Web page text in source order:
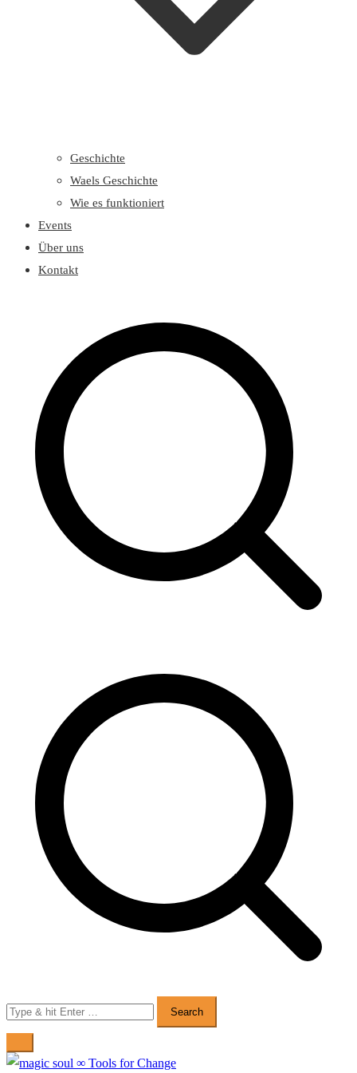
Geschichte
Waels Geschichte
Wie es funktioniert
Events
Über uns
Kontakt
Search